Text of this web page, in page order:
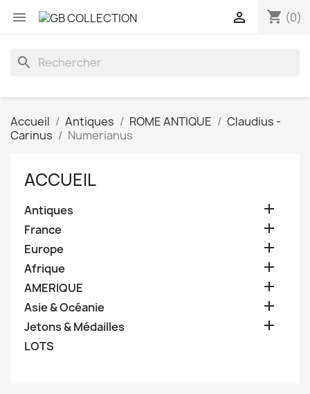
 shopping_cart (0)

search
Accueil Antiques ROME ANTIQUE
Claudius -
Carinus
Numerianus
ACCUEIL
Antiques 
France 
Europe 
Afrique 
AMERIQUE 
Asie & Océanie 
Jetons & Médailles 
LOTS